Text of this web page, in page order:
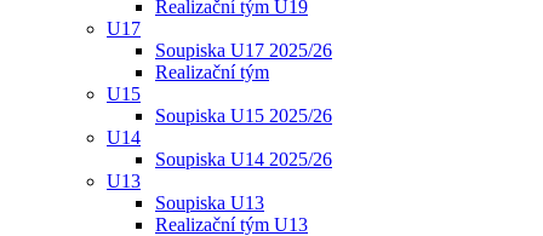
Realizační tým U19
U17
Soupiska U17 2025/26
Realizační tým
U15
Soupiska U15 2025/26
U14
Soupiska U14 2025/26
U13
Soupiska U13
Realizační tým U13